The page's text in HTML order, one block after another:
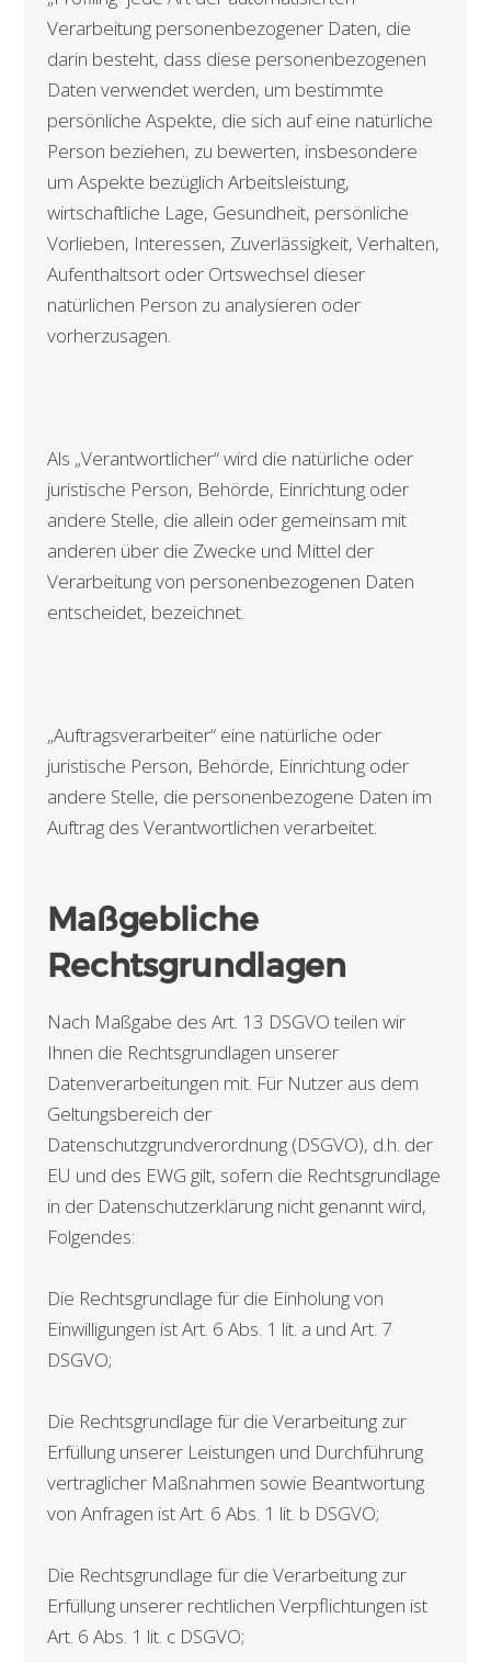
Verarbeitung personenbezogener Daten, die
darin besteht, dass diese personenbezogenen
Daten verwendet werden, um bestimmte
persönliche Aspekte, die sich auf eine natürliche
Person beziehen, zu bewerten, insbesondere
um Aspekte bezüglich Arbeitsleistung,
wirtschaftliche Lage, Gesundheit, persönliche
Vorlieben, Interessen, Zuverlässigkeit, Verhalten,
Aufenthaltsort oder Ortswechsel dieser
natürlichen Person zu analysieren oder
vorherzusagen.
Als „Verantwortlicher“ wird die natürliche oder
juristische Person, Behörde, Einrichtung oder
andere Stelle, die allein oder gemeinsam mit
anderen über die Zwecke und Mittel der
Verarbeitung von personenbezogenen Daten
entscheidet, bezeichnet.
„Auftragsverarbeiter“ eine natürliche oder
juristische Person, Behörde, Einrichtung oder
andere Stelle, die personenbezogene Daten im
Auftrag des Verantwortlichen verarbeitet.
Maßgebliche
Rechtsgrundlagen
Nach Maßgabe des Art. 13 DSGVO teilen wir
Ihnen die Rechtsgrundlagen unserer
Datenverarbeitungen mit. Für Nutzer aus dem
Geltungsbereich der
Datenschutzgrundverordnung (DSGVO), d.h. der
EU und des EWG gilt, sofern die Rechtsgrundlage
in der Datenschutzerklärung nicht genannt wird,
Folgendes:
Die Rechtsgrundlage für die Einholung von
Einwilligungen ist Art. 6 Abs. 1 lit. a und Art. 7
DSGVO;
Die Rechtsgrundlage für die Verarbeitung zur
Erfüllung unserer Leistungen und Durchführung
vertraglicher Maßnahmen sowie Beantwortung
von Anfragen ist Art. 6 Abs. 1 lit. b DSGVO;
Die Rechtsgrundlage für die Verarbeitung zur
Erfüllung unserer rechtlichen Verpflichtungen ist
Art. 6 Abs. 1 lit. c DSGVO;